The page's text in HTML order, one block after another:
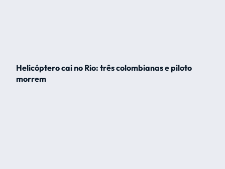
Helicóptero cai no Rio: três colombianas e piloto
morrem